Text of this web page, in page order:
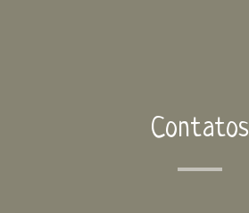
Contatos